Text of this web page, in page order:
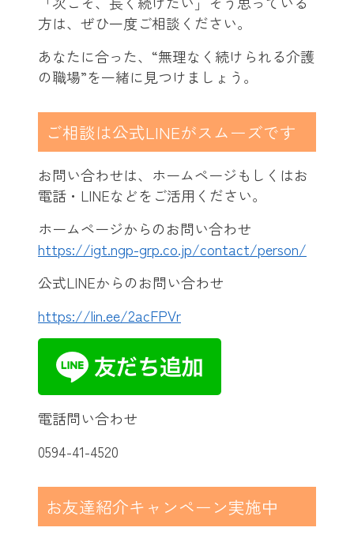
方は、ぜひ一度ご相談ください。
あなたに合った、“無理なく続けられる介護
の職場”を一緒に見つけましょう。
ご相談は公式LINEがスムーズです
お問い合わせは、ホームページもしくはお
電話・LINEなどをご活用ください。
ホームページからのお問い合わせ
https://igt.ngp-grp.co.jp/contact/person/
公式LINEからのお問い合わせ
https://lin.ee/2acFPVr
電話問い合わせ
0594-41-4520
お友達紹介キャンペーン実施中